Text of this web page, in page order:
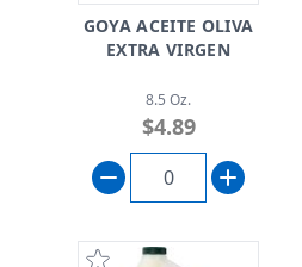
GOYA ACEITE OLIVA
EXTRA VIRGEN
8.5 Oz.
$4.89